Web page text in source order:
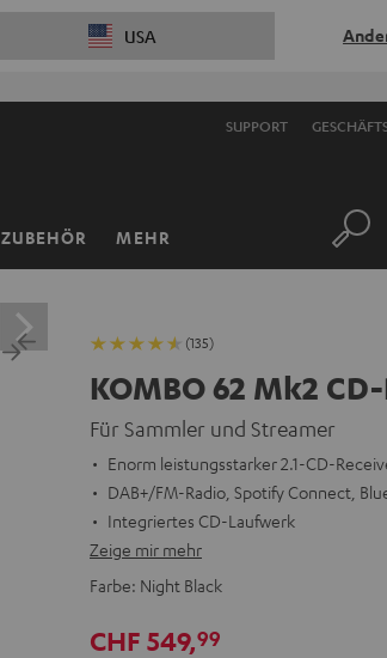
USA
SUPPORT
ZUBEHÖR MEHR Suche
(135)
KOMBO 62 Mk2
Für Sammler und Streamer
Enorm leistungsstarker 2.1-CD-
DAB+/FM-Radio, Spotify Connect,
Integriertes CD-Laufwerk
Zeige mir mehr
Farbe: Night Black
CHF 549,99